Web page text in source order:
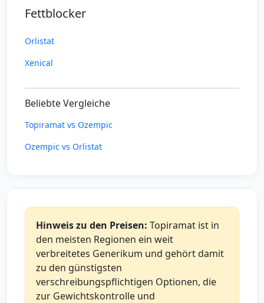
Fettblocker
Orlistat
Xenical
Beliebte Vergleiche
Topiramat vs Ozempic
Ozempic vs Orlistat
Hinweis zu den Preisen: Topiramat ist in
den meisten Regionen ein weit
verbreitetes Generikum und gehört damit
zu den günstigsten
verschreibungspflichtigen Optionen, die
zur Gewichtskontrolle und